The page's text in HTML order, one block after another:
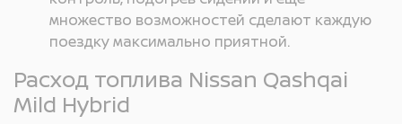
множество возможностей сделают каждую
поездку максимально приятной.
Расход топлива Nissan Qashqai
Mild Hybrid